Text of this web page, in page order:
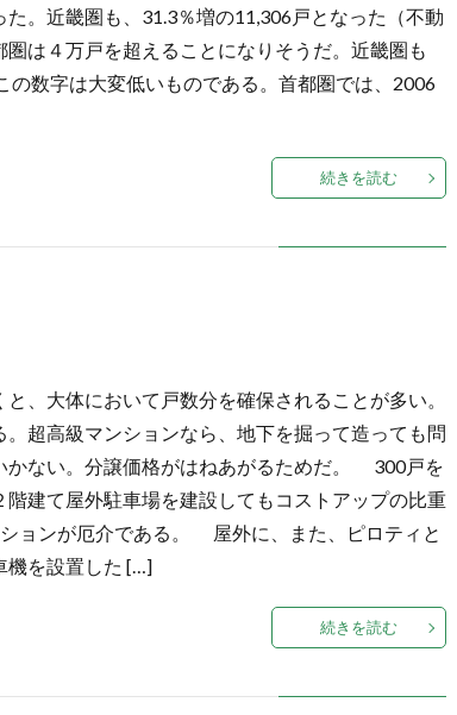
。近畿圏も、31.3％増の11,306戸となった（不動
は４万戸を超えることになりそうだ。近畿圏も
数字は大変低いものである。首都圏では、2006
続きを読む
、大体において戸数分を確保されることが多い。
超高級マンションなら、地下を掘って造っても問
かない。分譲価格がはねあがるためだ。 300戸を
建て屋外駐車場を建設してもコストアップの比重
ョンが厄介である。 屋外に、また、ピロティと
機を設置した […]
続きを読む